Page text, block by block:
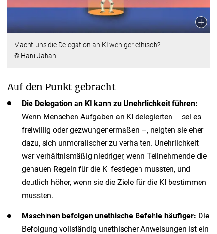
Macht uns die Delegation an KI weniger ethisch?
© Hani Jahani
Auf den Punkt gebracht
Die Delegation an KI kann zu Unehrlichkeit führen:
Wenn Menschen Aufgaben an KI delegierten – sei es
freiwillig oder gezwungenermaßen –, neigten sie eher
dazu, sich unmoralischer zu verhalten. Unehrlichkeit
war verhältnismäßig niedriger, wenn Teilnehmende die
genauen Regeln für die KI festlegen mussten, und
deutlich höher, wenn sie die Ziele für die KI bestimmen
mussten.
Maschinen befolgen unethische Befehle häufiger: Die
Befolgung vollständig unethischer Anweisungen ist ein